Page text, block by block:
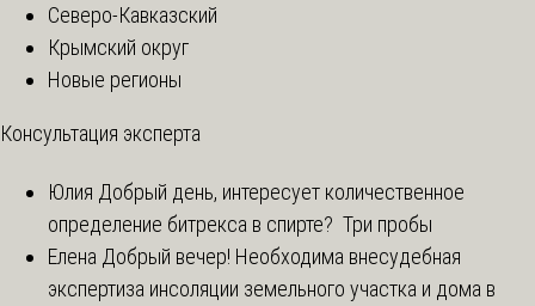
Северо-Кавказский
Крымский округ
Новые регионы
Консультация эксперта
Юлия Добрый день, интересует количественное
определение битрекса в спирте? Три пробы
Елена Добрый вечер! Необходима внесудебная
экспертиза инсоляции земельного участка и дома в